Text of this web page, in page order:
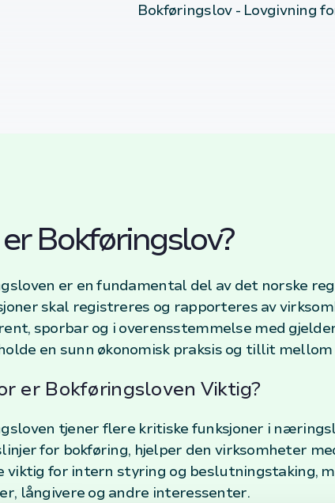
Bokføringslov - Lovgivning
Bokføringslov?
er en fundamental del av det norske
skal registreres og rapporteres av
sporbar og i overensstemmelse med
en sunn økonomisk praksis og tillit
er Bokføringsloven Viktig?
tjener flere kritiske funksjoner i
for bokføring, hjelper den virksomheter
viktig for intern styring og beslutningstaking,
långivere og andre interessenter.